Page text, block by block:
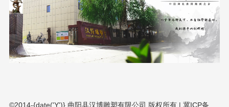
©2014-{date('Y')} 曲阳县汉博雕塑有限公司 版权所有 | 冀ICP备